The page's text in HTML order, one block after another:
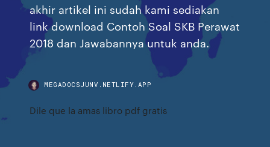
akhir artikel ini sudah kami sediakan
link download Contoh Soal SKB Perawat
2018 dan Jawabannya untuk anda.
MEGADOCSJUNV.NETLIFY.APP
Dile que la amas libro pdf gratis